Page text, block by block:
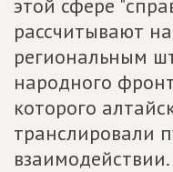
этой сфере
рассчитывают
региональным
народного
которого
транслировали
взаимодействии.